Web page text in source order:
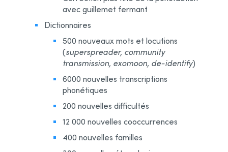
avec guillemet fermant
Dictionnaires
500 nouveaux mots et locutions
(superspreader, community
transmission, exomoon, de-identify)
6000 nouvelles transcriptions
phonétiques
200 nouvelles difficultés
12 000 nouvelles cooccurrences
400 nouvelles familles